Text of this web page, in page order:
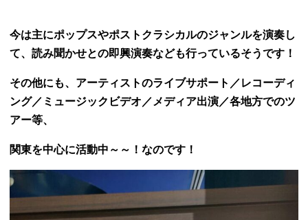
今は主にポップスやポストクラシカルのジャンルを演奏し
て、読み聞かせとの即興演奏なども行っているそうです！
その他にも、アーティストのライブサポート／レコーディ
ング／ミュージックビデオ／メディア出演／各地方でのツ
アー等、
関東を中心に活動中～～！なのです！